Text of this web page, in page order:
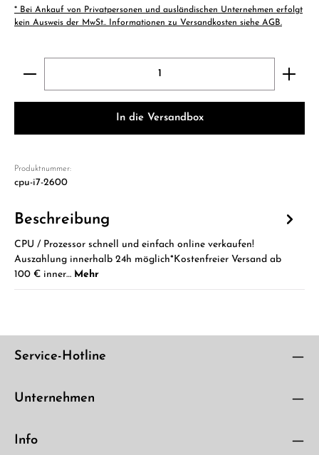
* Bei Ankauf von Privatpersonen und ausländischen Unternehmen erfolgt
kein Ausweis der MwSt.. Informationen zu Versandkosten siehe AGB.
Produkt Anzahl: Gib den gewünschten Wert ein
In die Versandbox
Produktnummer:
cpu-i7-2600
Beschreibung
CPU / Prozessor schnell und einfach online verkaufen!
Auszahlung innerhalb 24h möglich*Kostenfreier Versand ab
100 € inner… Mehr
Service-Hotline
Unternehmen
Info